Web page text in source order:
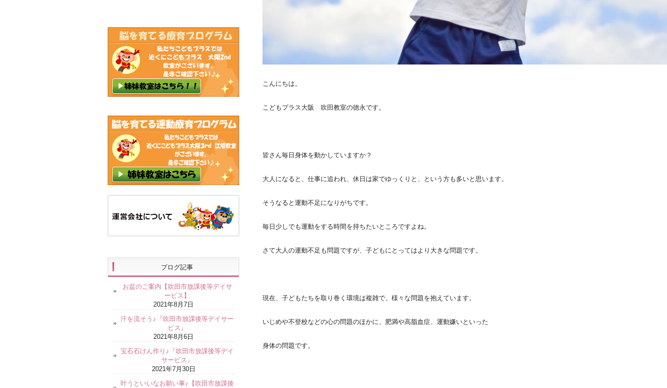
こんにちは。
こどもプラス大阪 吹田教室の徳永です。
皆さん毎日身体を動かしていますか？
大人になると、仕事に追われ、休日は家でゆっくりと、という方も多いと思います。
そうなると運動不足になりがちです。
毎日少しでも運動をする時間を持ちたいところですよね。
さて大人の運動不足も問題ですが、子どもにとってはより大きな問題です。
現在、子どもたちを取り巻く環境は複雑で、様々な問題を抱えています。
いじめや不登校などの心の問題のほかに、肥満や高脂血症、運動嫌いといった
身体の問題です。
ブログ記事
お盆のご案内【吹田市放課後等デイサ
ービス】
2021年8月7日
汗を流そう♪『吹田市放課後等デイサー
ビス』
2021年8月6日
宝石石けん作り♪『吹田市放課後等デイ
サービス』
2021年7月30日
叶うといいなお願い事♪【吹田市放課後